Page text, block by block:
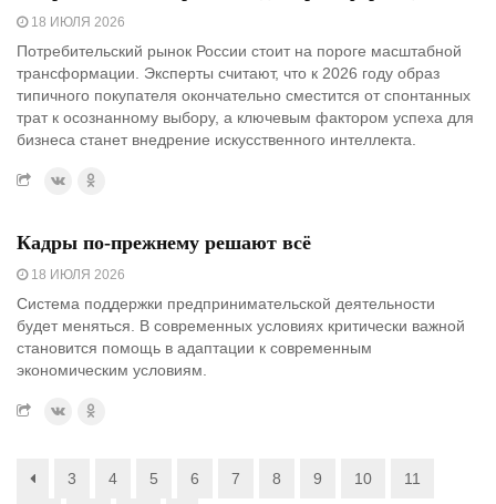
18 ИЮЛЯ 2026
Потребительский рынок России стоит на пороге масштабной
трансформации. Эксперты считают, что к 2026 году образ
типичного покупателя окончательно сместится от спонтанных
трат к осознанному выбору, а ключевым фактором успеха для
бизнеса станет внедрение искусственного интеллекта.
Кадры по-прежнему решают всё
18 ИЮЛЯ 2026
Система поддержки предпринимательской деятельности
будет меняться. В современных условиях критически важной
становится помощь в адаптации к современным
экономическим условиям.
3 4 5 6 7 8 9 10 11